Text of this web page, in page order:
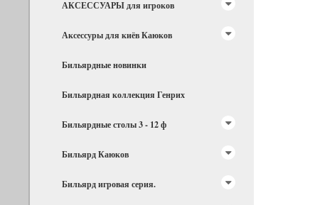
АКСЕССУАРЫ для игроков
Аксессуры для киёв Каюков
Бильярдные новинки
Бильярдная коллекция Генрих
Бильярдные столы 3 - 12 ф
Бильярд Каюков
Бильярд игровая серия.